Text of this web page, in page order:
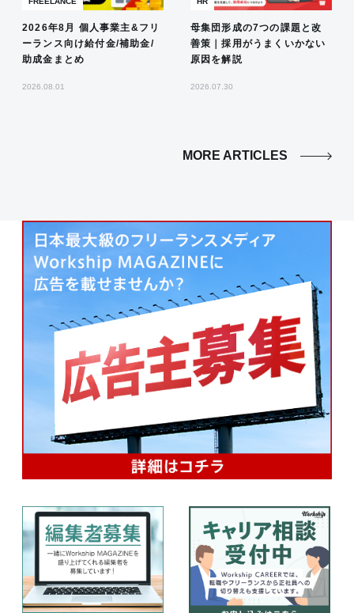
2026年8月 個人事業主&フリ
ーランス向け給付金/補助金/
助成金まとめ
2026.08.01
母集団形成の7つの課題と改
善策｜採用がうまくいかない
原因を解説
2026.07.30
MORE ARTICLES